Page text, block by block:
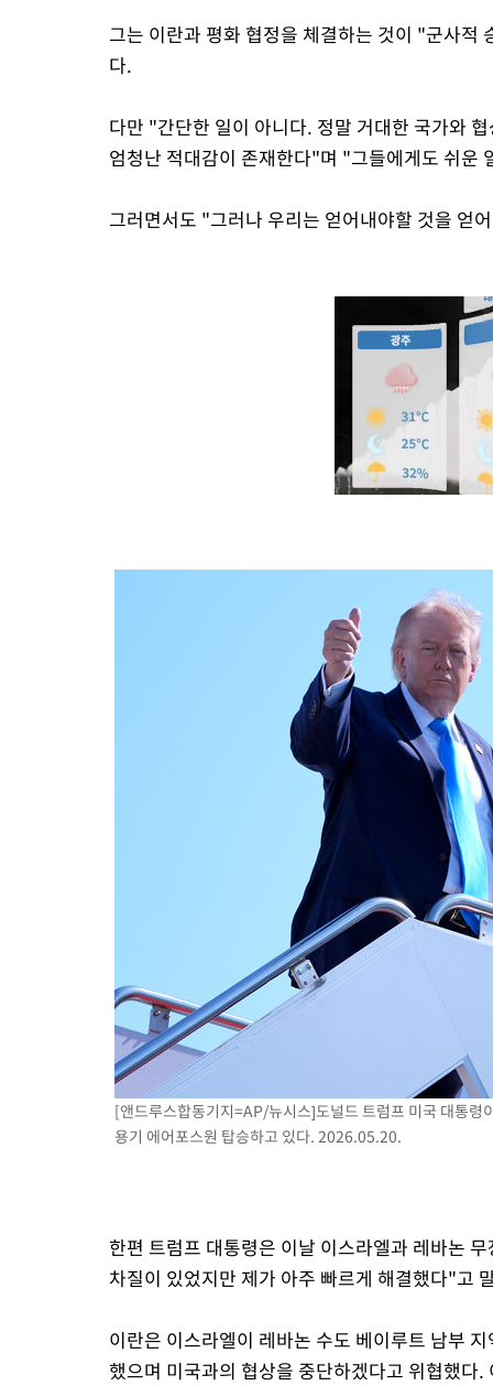
그는 이란과 평화 협정을 체결하는 것이 "군사적
다.
다만 "간단한 일이 아니다. 정말 거대한 국가와
엄청난 적대감이 존재한다"며 "그들에게도 쉬운
그러면서도 "그러나 우리는 얻어내야할 것을 얻
[앤드루스합동기지=AP/뉴시스]도널드 트럼프 미국 대통
용기 에어포스원 탑승하고 있다. 2026.05.20.
한편 트럼프 대통령은 이날 이스라엘과 레바논
차질이 있었지만 제가 아주 빠르게 해결했다"고
이란은 이스라엘이 레바논 수도 베이루트 남부
했으며 미국과의 협상을 중단하겠다고 위협했다